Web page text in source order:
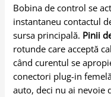
Bobina de control se
instantaneu contactul
sursa principală. Pinii
rotunde care acceptă
când curentul se
conectori plug-in
auto, deci nu ai nevoie